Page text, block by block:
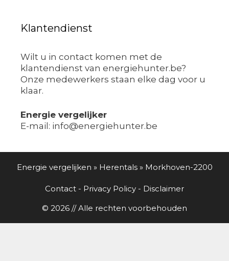
Klantendienst
Wilt u in contact komen met de
klantendienst van energiehunter.be?
Onze medewerkers staan elke dag voor u
klaar.
Energie vergelijker
E-mail: info@energiehunter.be
Energie vergelijken » Herentals» Morkhoven-2200
Contact - Privacy Policy - Disclaimer
© 2026 // Alle rechten voorbehouden